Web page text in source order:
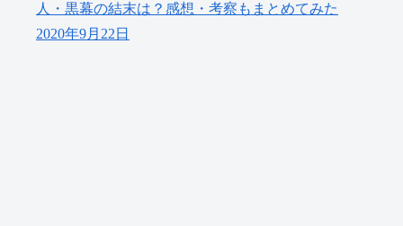
人・黒幕の結末は？感想・考察もまとめてみた
2020年9月22日